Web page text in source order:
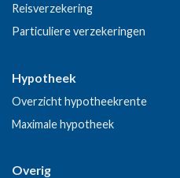
Reisverzekering
Particuliere verzekeringen
Hypotheek
Overzicht hypotheekrente
Maximale hypotheek
Overig